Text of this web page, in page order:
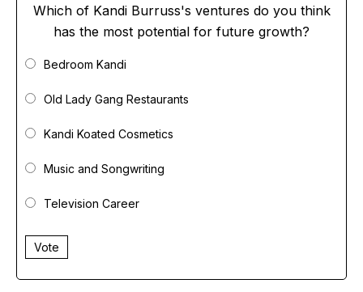
Which of Kandi Burruss's ventures do you think
has the most potential for future growth?
Bedroom Kandi
Old Lady Gang Restaurants
Kandi Koated Cosmetics
Music and Songwriting
Television Career
Vote